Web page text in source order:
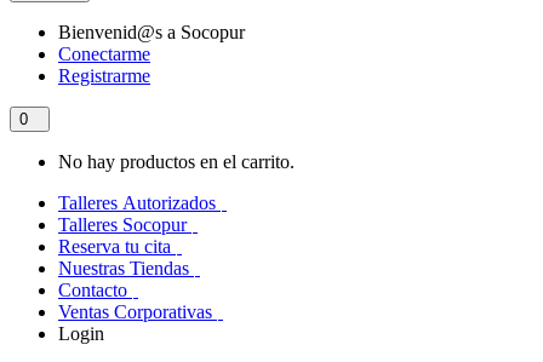
Bienvenid@s a Socopur
Conectarme
Registrarme
0
No hay productos en el carrito.
Talleres Autorizados
Talleres Socopur
Reserva tu cita
Nuestras Tiendas
Contacto
Ventas Corporativas
Login